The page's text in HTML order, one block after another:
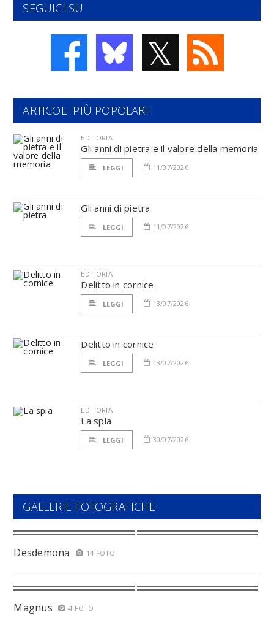
SEGUICI SU
𝕏
ARTICOLI PIÙ POPOLARI
EDITORIA
Gli anni di pietra e il valore della memoria
LEGGI 11/07/2026
Gli anni di pietra
LEGGI 11/07/2026
EDITORIA
Delitto in cornice
LEGGI 13/07/2026
Delitto in cornice
LEGGI 13/07/2026
EDITORIA
La spia
LEGGI 30/07/2026
GALLERIE FOTOGRAFICHE
Desdemona 14 FOTO
Magnus 4 FOTO